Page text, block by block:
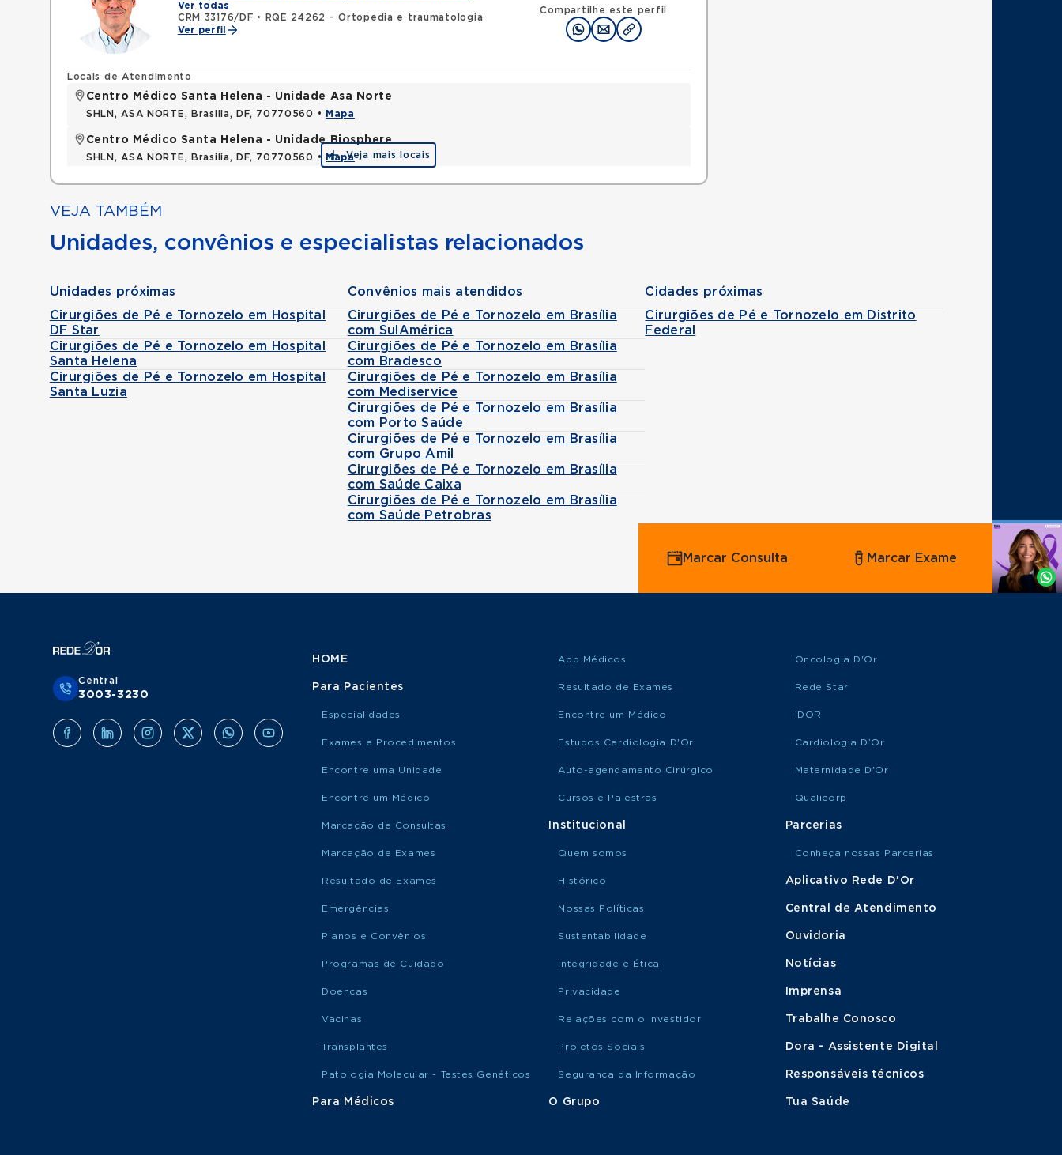
Ver todas
CRM 33176/DF •
RQE 24262 - Ortopedia e traumatologia
Ver perfil
Compartilhe este perfil
Locais de Atendimento
Centro Médico Santa Helena - Unidade Asa Norte
SHLN, ASA NORTE, Brasilia, DF, 70770560 • Mapa
Centro Médico Santa Helena - Unidade Biosphere
SHLN, ASA NORTE, Brasilia, DF, 70770560 • MapaVeja mais locais
VEJA TAMBÉM
Unidades, convênios e especialistas relacionados
Unidades próximas
Cirurgiões de Pé e Tornozelo em Hospital
DF Star
Cirurgiões de Pé e Tornozelo em Hospital
Santa Helena
Cirurgiões de Pé e Tornozelo em Hospital
Santa Luzia
Convênios mais atendidos
Cirurgiões de Pé e Tornozelo em Brasília
com SulAmérica
Cirurgiões de Pé e Tornozelo em Brasília
com Bradesco
Cirurgiões de Pé e Tornozelo em Brasília
com Mediservice
Cirurgiões de Pé e Tornozelo em Brasília
com Porto Saúde
Cirurgiões de Pé e Tornozelo em Brasília
com Grupo Amil
Cirurgiões de Pé e Tornozelo em Brasília
com Saúde Caixa
Cirurgiões de Pé e Tornozelo em Brasília
com Saúde Petrobras
Cidades próximas
Cirurgiões de Pé e Tornozelo em Distrito
Federal
Agende
Whatsapp
Marcar Consulta Marcar Exame
Central
3003-3230
HOME
Para Pacientes
Especialidades
Exames e Procedimentos
Encontre uma Unidade
Encontre um Médico
Marcação de Consultas
Marcação de Exames
Resultado de Exames
Emergências
Planos e Convênios
Programas de Cuidado
Doenças
Vacinas
Transplantes
Patologia Molecular - Testes Genéticos
Para Médicos
App Médicos
Resultado de Exames
Encontre um Médico
Estudos Cardiologia D'Or
Auto-agendamento Cirúrgico
Cursos e Palestras
Institucional
Quem somos
Histórico
Nossas Políticas
Sustentabilidade
Integridade e Ética
Privacidade
Relações com o Investidor
Projetos Sociais
Segurança da Informação
O Grupo
Oncologia D'Or
Rede Star
IDOR
Cardiologia D’Or
Maternidade D'Or
Qualicorp
Parcerias
Conheça nossas Parcerias
Aplicativo Rede D'Or
Central de Atendimento
Ouvidoria
Notícias
Imprensa
Trabalhe Conosco
Dora - Assistente Digital
Responsáveis técnicos
Tua Saúde